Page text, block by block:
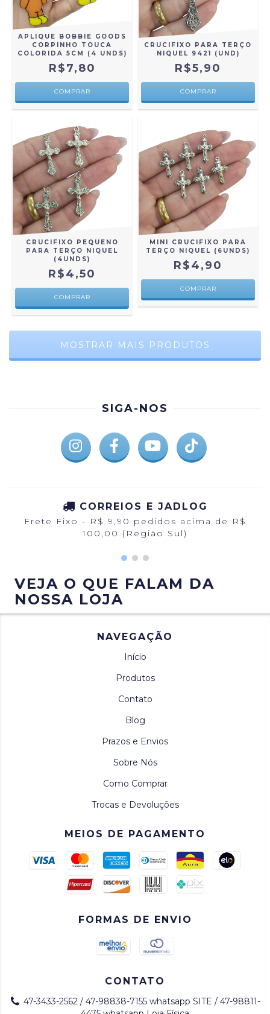
APLIQUE BOBBIE GOODS
CORPINHO TOUCA
COLORIDA 5CM (4 UNDS)
R$7,80
CRUCIFIXO PARA TERÇO
NIQUEL 9421 (UND)
R$5,90
CRUCIFIXO PEQUENO
PARA TERÇO NIQUEL
(4UNDS)
R$4,50
MINI CRUCIFIXO PARA
TERÇO NIQUEL (6UNDS)
R$4,90
MOSTRAR MAIS PRODUTOS
SIGA-NOS
CORREIOS E JADLOG
Frete Fixo - R$ 9,90 pedidos acima de R$
100,00 (Região Sul)
VEJA O QUE FALAM DA
NOSSA LOJA
NAVEGAÇÃO
Início
Produtos
Contato
Blog
Prazos e Envios
Sobre Nós
Como Comprar
Trocas e Devoluções
MEIOS DE PAGAMENTO
FORMAS DE ENVIO
CONTATO
47-3433-2562 / 47-98838-7155 whatsapp SITE / 47-98811-